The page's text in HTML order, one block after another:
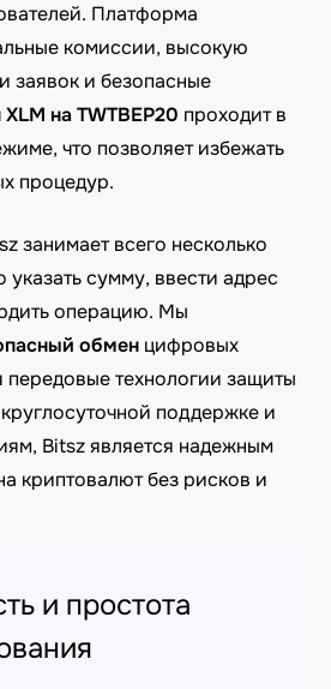
Платформа
комиссии, высокую
заявок и безопасные
на TWTBEP20 проходит в
что позволяет избежать
процедур.
занимает всего несколько
указать сумму, ввести адрес
операцию. Мы
обмен цифровых
передовые технологии защиты
поддержке и
Bitsz является надежным
криптовалют без рисков и
и простота